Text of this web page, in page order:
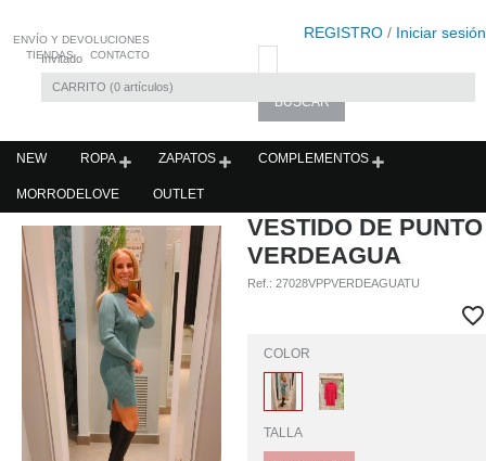
REGISTRO / Iniciar sesión
Invitado
CARRITO 0 artículos
ENVÍO Y DEVOLUCIONES
TIENDAS
CONTACTO
NEW ROPA ZAPATOS COMPLEMENTOS
MORRODELOVE OUTLET
VESTIDO DE PUNTO
VERDEAGUA
Ref.:27028VPPVERDEAGUATU
COLOR
TALLA